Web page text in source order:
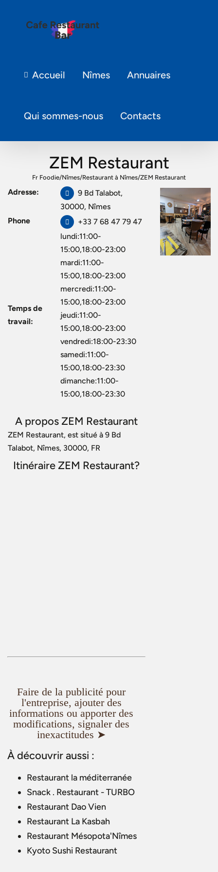
Accueil Nîmes Annuaires
Qui sommes-nous Contacts
ZEM Restaurant
Fr Foodie/Nîmes/Restaurant à Nîmes/ZEM Restaurant
Adresse:
9 Bd Talabot,
30000, Nîmes
Phone
+33 7 68 47 79 47
Temps de
travail:
lundi:11:00-
15:00,18:00-23:00
mardi:11:00-
15:00,18:00-23:00
mercredi:11:00-
15:00,18:00-23:00
jeudi:11:00-
15:00,18:00-23:00
vendredi:18:00-23:30
samedi:11:00-
15:00,18:00-23:30
dimanche:11:00-
15:00,18:00-23:30
A propos ZEM Restaurant
ZEM Restaurant, est situé à 9 Bd
Talabot, Nîmes, 30000, FR
Itinéraire ZEM Restaurant?
Faire de la publicité pour
l'entreprise, ajouter des
informations ou apporter des
modifications, signaler des
inexactitudes ➤
À découvrir aussi :
Restaurant la méditerranée
Snack . Restaurant - TURBO
Restaurant Dao Vien
Restaurant La Kasbah
Restaurant Mésopota'Nîmes
Kyoto Sushi Restaurant